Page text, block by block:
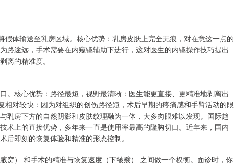
假体输送至乳房区域。核心优势：乳房皮肤上完全无痕，对在意这一点的
路途远，手术需要在内窥镜辅助下进行，这对医生的内镜操作技巧提出
离的精准度。
。核心优势：路径最短，视野最清晰：医生能更直接、更精准地剥离出
相对较快：因为对组织的创伤路径短，术后早期的疼痛感和手臂活动的限
乳房下方的自然阴影和皮肤纹理融为一体，大多肉眼难以发现。国际趋
术上的直接优势，多年来一直是使用率最高的隆胸切口。近年来，国内
即刻的恢复体验和精准的形态控制。
窝） 和手术的精准与恢复速度（下皱襞） 之间做一个权衡。面诊时，你